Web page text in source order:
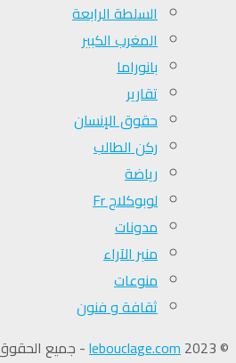
السلطة الرابعة
المغرب الكبير
بانوراما
تقارير
حقوق الإنسان
ركن الطالب
رياضة
لوبوكلاج Fr
مدونات
منبر الآراء
منوعات
ثقافة و فنون
© 2023
lebouclage.com- جميع